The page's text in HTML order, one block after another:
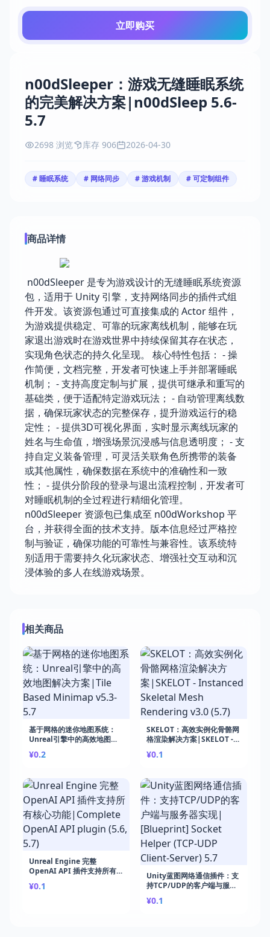
n00dSleeper：游戏无缝睡眠系统
的完美解决方案|n00dSleep 5.6-
5.7
2698 浏览 库存 906 2026-04-30
# 睡眠系统 # 网络同步 # 游戏机制 # 可定制组件
商品详情
n00dSleeper 是专为游戏设计的无缝睡眠系统资源
包，适用于 Unity 引擎，支持网络同步的插件式组
件开发。该资源包通过可直接集成的 Actor 组件，
为游戏提供稳定、可靠的玩家离线机制，能够在玩
家退出游戏时在游戏世界中持续保留其存在状态，
实现角色状态的持久化呈现。 核心特性包括： - 操
作简便，文档完整，开发者可快速上手并部署睡眠
机制； - 支持高度定制与扩展，提供可继承和重写的
基础类，便于适配特定游戏玩法； - 自动管理离线数
据，确保玩家状态的完整保存，提升游戏运行的稳
定性； - 提供3D可视化界面，实时显示离线玩家的
姓名与生命值，增强场景沉浸感与信息透明度； - 支
持自定义装备管理，可灵活关联角色所携带的装备
或其他属性，确保数据在系统中的准确性和一致
性； - 提供分阶段的登录与退出流程控制，开发者可
对睡眠机制的全过程进行精细化管理。
n00dSleeper 资源包已集成至 n00dWorkshop 平
台，并获得全面的技术支持。版本信息经过严格控
制与验证，确保功能的可靠性与兼容性。该系统特
别适用于需要持久化玩家状态、增强社交互动和沉
浸体验的多人在线游戏场景。
相关商品
基于网格的迷你地图系统：
Unreal引擎中的高效地图解
Minimap v5.3-5.7
¥0.2
SKELOT：高效实例化骨骼网
格渲染解决方案|SKELOT -
Rendering v3.0 (5.7)
¥0.1
Unreal Engine 完整
OpenAI API 插件支持所有核
API plugin (5.6, 5.7)
¥0.1
Unity蓝图网络通信插件：支
持TCP/UDP的客户端与服务
Helper (TCP-UDP Client-
¥0.1
立即购买